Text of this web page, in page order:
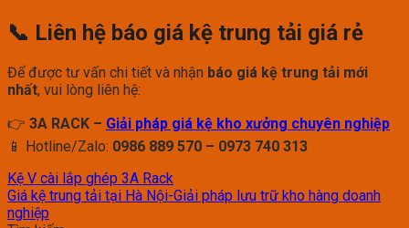
📞 Liên hệ báo giá kệ trung tải giá rẻ
Để được tư vấn chi tiết và nhận báo giá kệ trung tải mới
nhất, vui lòng liên hệ:
👉 3A RACK – Giải pháp giá kệ kho xưởng chuyên nghiệp
📱 Hotline/Zalo: 0986 889 570 – 0973 740 313
Kệ V cài lắp ghép 3A Rack
Giá kệ trung tải tại Hà Nội-Giải pháp lưu trữ kho hàng doanh
nghiệp